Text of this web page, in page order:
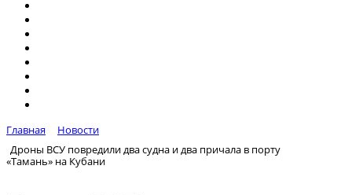
Главная
Новости
Дроны ВСУ повредили два судна и два причала в порту
«Тамань» на Кубани